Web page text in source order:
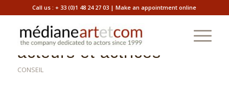
Call us :+ 33 (0)1 48 24 27 03 |Make an appointment online
Prendre le large : l’art
de la pause pour les
acteurs et actrices
CONSEIL